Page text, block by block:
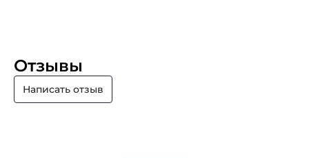
Отзывы
Написать отзыв